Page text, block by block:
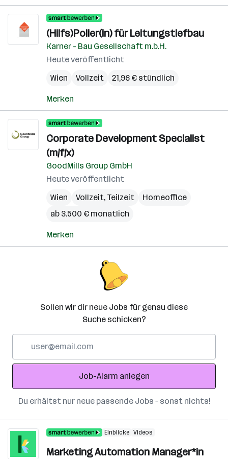
(Hilfs)Polier(in) für Leitungstiefbau
Karner - Bau Gesellschaft m.b.H.
Heute veröffentlicht
Wien
Vollzeit 21,96 € stündlich
Merken
Corporate Development Specialist
(m/f/x)
GoodMills Group GmbH
Heute veröffentlicht
Wien
Vollzeit, Teilzeit
Homeoffice
ab 3.500 € monatlich
Merken
Sollen wir dir neue Jobs für genau diese
Suche schicken?
Adresse
Job-Alarm anlegen
Du erhältst nur neue passende Jobs – sonst nichts!
Einblicke Videos
Marketing Automation Manager*in